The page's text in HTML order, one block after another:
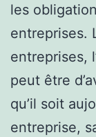
les
entreprises.
entreprises,
peut être
qu’il soit
entreprise,